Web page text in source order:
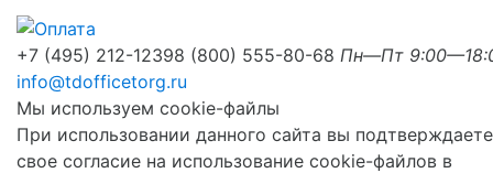
+7 (495) 212-12398 (800) 555-80-68 Пн—Пт
info@tdofficetorg.ru
Мы используем cookie-файлы
При использовании данного сайта вы подтверждаете
свое согласие на использование cookie-файлов в